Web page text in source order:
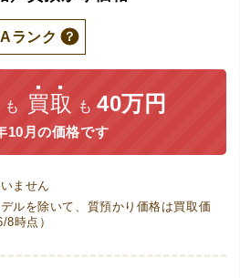
Aランク
も 買取 も 40万円
10月の価格です
ません
ルを除いて、質預かり価格は買取価
時点）